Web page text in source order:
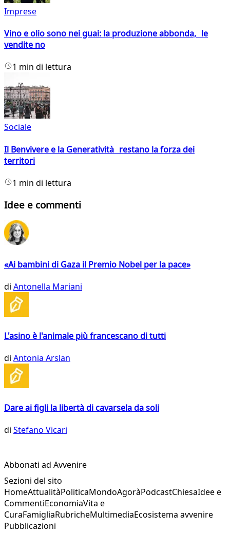
Imprese
Vino e olio sono nei guai: la produzione abbonda, le
vendite no
1 min di lettura
Sociale
Il Benvivere e la Generatività restano la forza dei
territori
1 min di lettura
Idee e commenti
«Ai bambini di Gaza il Premio Nobel per la pace»
di Antonella Mariani
L'asino è l'animale più francescano di tutti
di Antonia Arslan
Dare ai figli la libertà di cavarsela da soli
di Stefano Vicari
Abbonati ad Avvenire
Sezioni del sito
HomeAttualitàPoliticaMondoAgoràPodcastChiesaIdee e
CommentiEconomiaVita e
CuraFamigliaRubricheMultimediaEcosistema avvenire
Pubblicazioni